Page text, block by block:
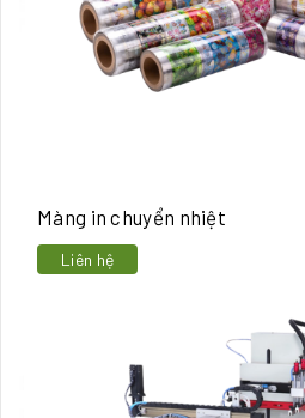
Màng in chuyển nhiệt
Liên hệ